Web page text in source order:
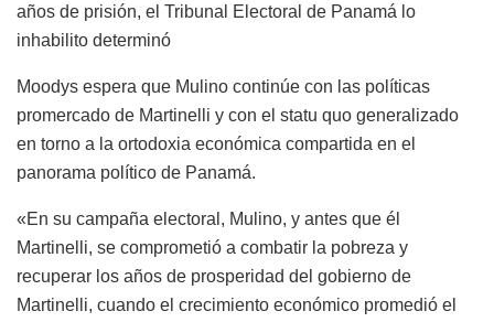
años de prisión, el Tribunal Electoral de Panamá lo
inhabilito determinó
Moodys espera que Mulino continúe con las políticas
promercado de Martinelli y con el statu quo generalizado
en torno a la ortodoxia económica compartida en el
panorama político de Panamá.
«En su campaña electoral, Mulino, y antes que él
Martinelli, se comprometió a combatir la pobreza y
recuperar los años de prosperidad del gobierno de
Martinelli, cuando el crecimiento económico promedió el